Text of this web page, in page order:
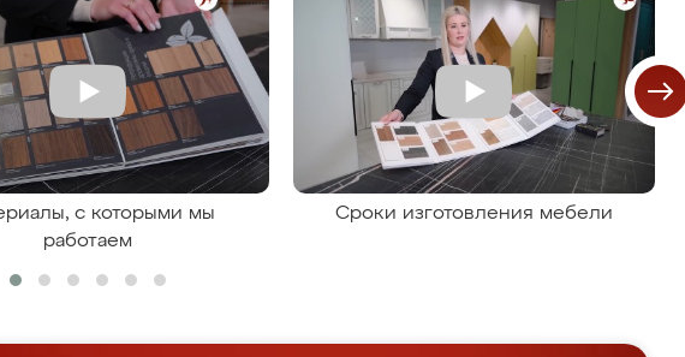
с которыми мы
работаем
Сроки изготовления мебели